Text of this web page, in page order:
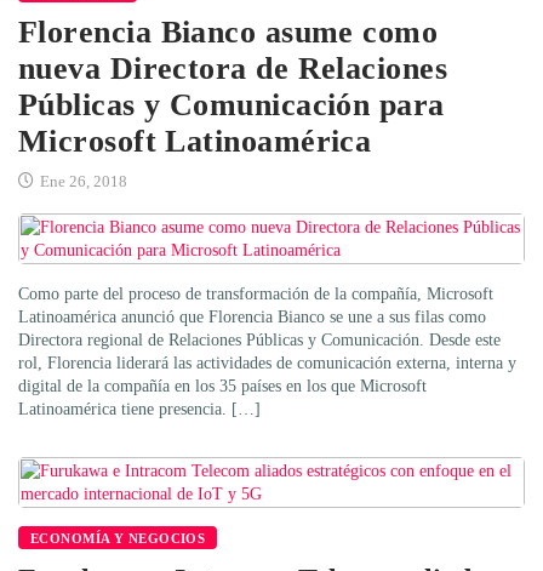
Florencia Bianco asume como
nueva Directora de Relaciones
Públicas y Comunicación para
Microsoft Latinoamérica
Ene 26, 2018
Como parte del proceso de transformación de la compañía, Microsoft
Latinoamérica anunció que Florencia Bianco se une a sus filas como
Directora regional de Relaciones Públicas y Comunicación. Desde este
rol, Florencia liderará las actividades de comunicación externa, interna y
digital de la compañía en los 35 países en los que Microsoft
Latinoamérica tiene presencia. […]
ECONOMÍA Y NEGOCIOS